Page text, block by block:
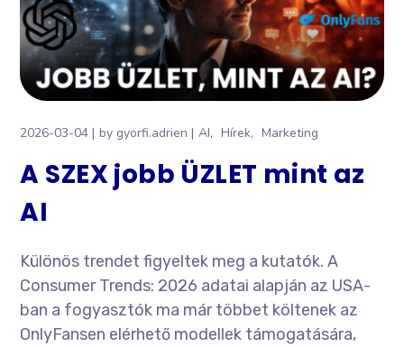
2026-03-04 by gyorfi.adrien AI Hírek Marketing
A SZEX jobb ÜZLET mint az
AI
Különös trendet figyeltek meg a kutatók. A
Consumer Trends: 2026 adatai alapján az USA-
ban a fogyasztók ma már többet költenek az
OnlyFansen elérhető modellek támogatására,